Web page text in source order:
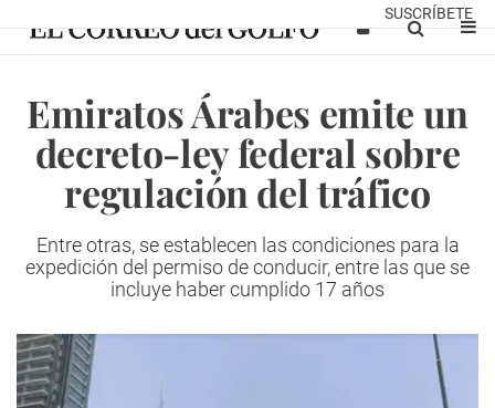
SUSCRÍBETE
Emiratos Árabes emite un
decreto-ley federal sobre
regulación del tráfico
Entre otras, se establecen las condiciones para la
expedición del permiso de conducir, entre las que se
incluye haber cumplido 17 años